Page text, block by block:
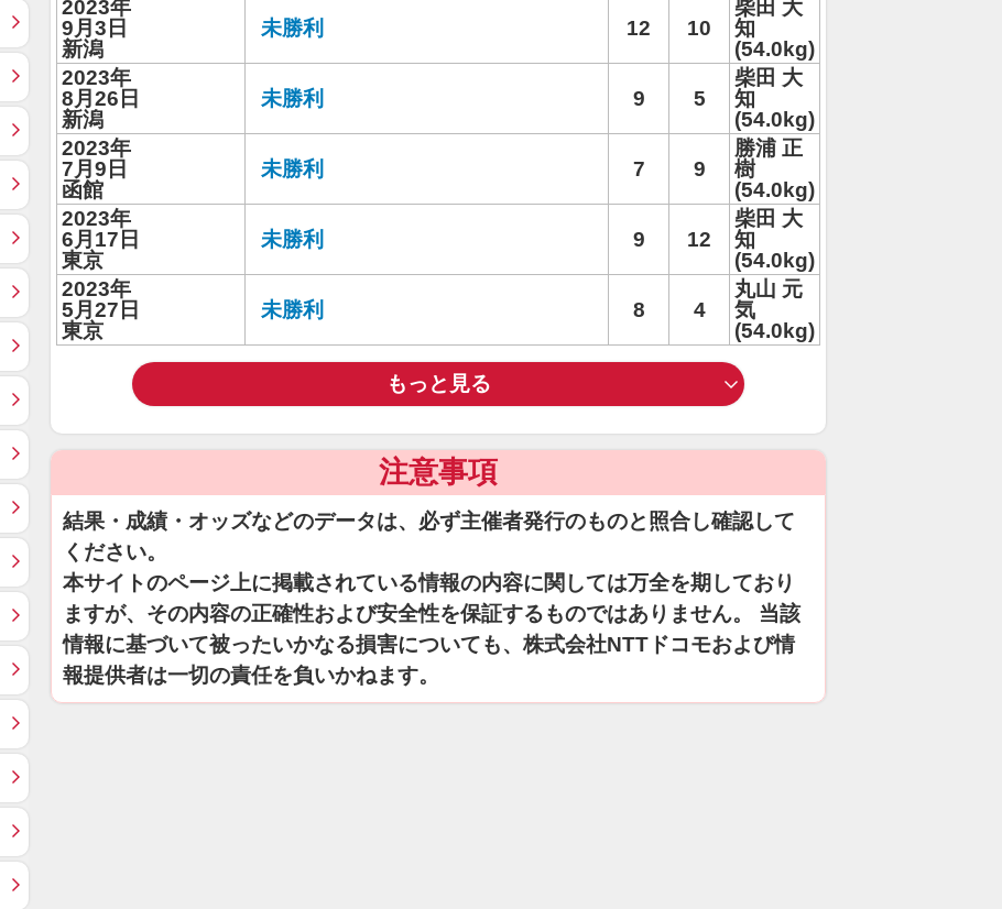
2023年
9月3日
新潟
未勝利 12 10
柴田 大
知
(54.0kg)
2023年
8月26日
新潟
未勝利 9 5
柴田 大
知
(54.0kg)
2023年
7月9日
函館
未勝利 7 9
勝浦 正
樹
(54.0kg)
2023年
6月17日
東京
未勝利 9 12
柴田 大
知
(54.0kg)
2023年
5月27日
東京
未勝利 8 4
丸山 元
気
(54.0kg)
もっと見る
注意事項
結果・成績・オッズなどのデータは、必ず主催者発行のものと照合し確認して
ください。
本サイトのページ上に掲載されている情報の内容に関しては万全を期しており
ますが、その内容の正確性および安全性を保証するものではありません。 当該
情報に基づいて被ったいかなる損害についても、株式会社NTTドコモおよび情
報提供者は一切の責任を負いかねます。